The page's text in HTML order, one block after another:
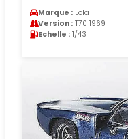
Marque : Lola
Version : T70 1969
Echelle : 1/43